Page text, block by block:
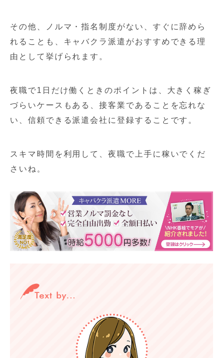
その他、ノルマ・指名制度がない、すぐに辞めら
れることも、キャバクラ派遣がおすすめできる理
由として挙げられます。
夜職で1日だけ働くときのポイントは、大きく稼ぎ
づらいケースもある、接客業であることを忘れな
い、信頼できる派遣会社に登録することです。
スキマ時間を利用して、夜職で上手に稼いでくだ
さいね。